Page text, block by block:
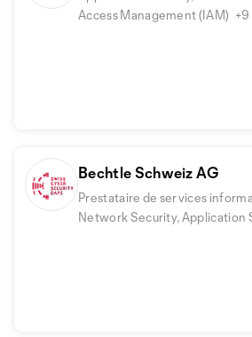
Access Management (IAM) +9
Bechtle Schweiz AG
Prestataire de services
Network Security, Application